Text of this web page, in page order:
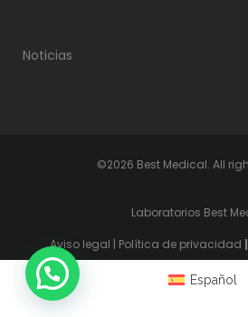
Noticias
©2026 Best Medical. All
Laboratorios Best
Aviso legal | Política de privacidad |
Español